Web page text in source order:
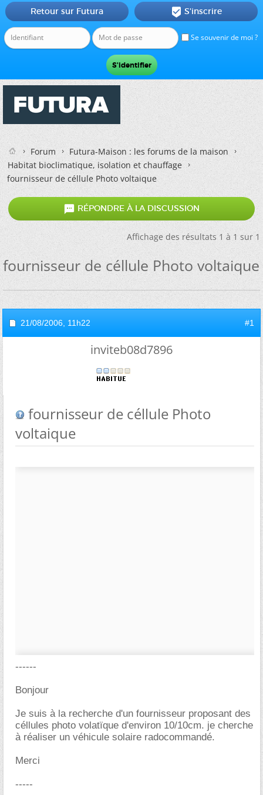
Se souvenir de moi ?
Retour sur Futura  S'inscrire
Forum
Futura-Maison : les forums de la maison
Habitat bioclimatique, isolation et chauffage
fournisseur de céllule Photo voltaique
 RÉPONDRE À LA DISCUSSION
Affichage des résultats 1 à 1 sur 1
fournisseur de céllule Photo voltaique
21/08/2006, 11h22 #1
inviteb08d7896
fournisseur de céllule Photo
voltaique
------
Bonjour
Je suis à la recherche d'un fournisseur proposant des
céllules photo volatïque d'environ 10/10cm. je cherche
à réaliser un véhicule solaire radocommandé.
Merci
-----